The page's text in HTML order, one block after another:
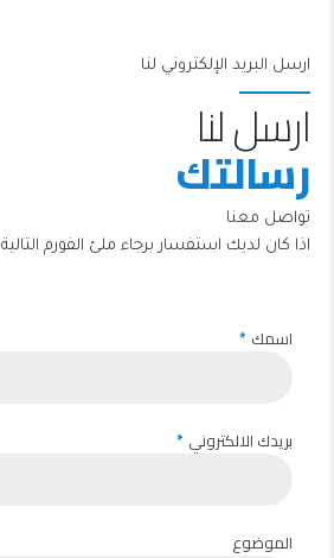
ارسل البريد الإلكتروني لنا
ارسل لنا
رسالتك
تواصل معنا
اذا كان لديك استفسار برجاء ملئ الفورم التالية
اسمك
بريدك الالكتروني
الموضوع